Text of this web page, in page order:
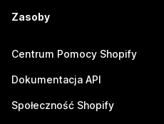
Zasoby
Centrum Pomocy Shopify
Dokumentacja API
Społeczność Shopify